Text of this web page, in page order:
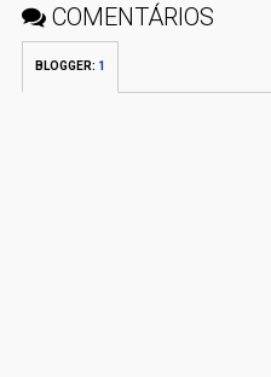
COMENTÁRIOS
BLOGGER: 1